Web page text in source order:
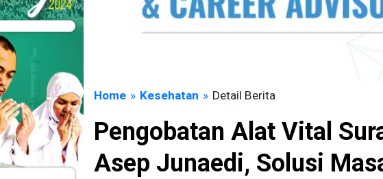
Home » Kesehatan » Detail Berita
Pengobatan Alat Vital
Asep Junaedi, Solusi